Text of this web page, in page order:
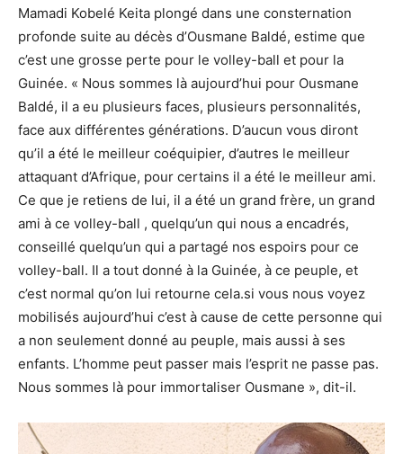
Mamadi Kobelé Keita plongé dans une consternation
profonde suite au décès d’Ousmane Baldé, estime que
c’est une grosse perte pour le volley-ball et pour la
Guinée. « Nous sommes là aujourd’hui pour Ousmane
Baldé, il a eu plusieurs faces, plusieurs personnalités,
face aux différentes générations. D’aucun vous diront
qu’il a été le meilleur coéquipier, d’autres le meilleur
attaquant d’Afrique, pour certains il a été le meilleur ami.
Ce que je retiens de lui, il a été un grand frère, un grand
ami à ce volley-ball , quelqu’un qui nous a encadrés,
conseillé quelqu’un qui a partagé nos espoirs pour ce
volley-ball. Il a tout donné à la Guinée, à ce peuple, et
c’est normal qu’on lui retourne cela.si vous nous voyez
mobilisés aujourd’hui c’est à cause de cette personne qui
a non seulement donné au peuple, mais aussi à ses
enfants. L’homme peut passer mais l’esprit ne passe pas.
Nous sommes là pour immortaliser Ousmane », dit-il.